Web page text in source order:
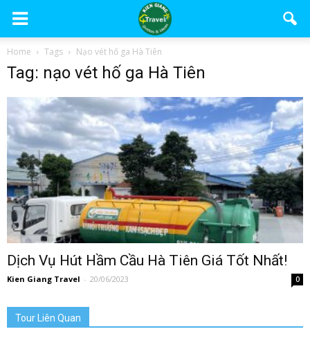
Home Tags Nạo vét hố ga Hà Tiên
Tag: nạo vét hố ga Hà Tiên
Dịch Vụ Hút Hầm Cầu Hà Tiên Giá Tốt Nhất!
Kien Giang Travel - 20/06/2023 0
Tour Liên Quan